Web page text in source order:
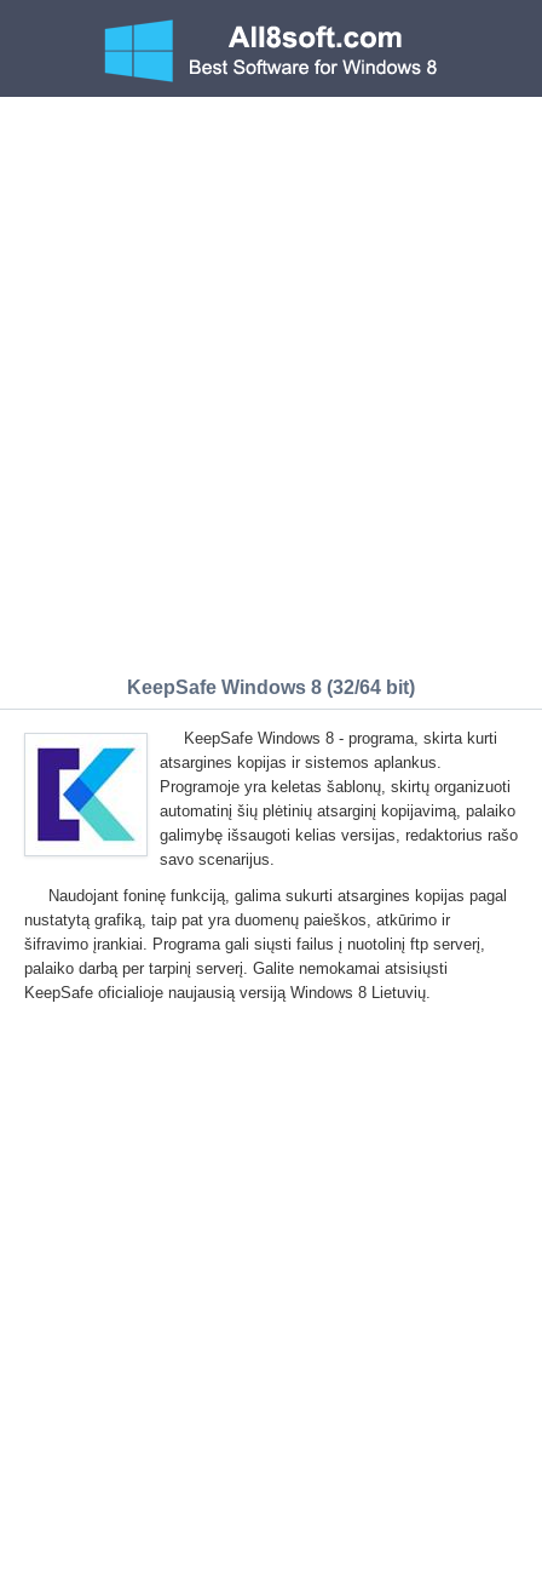
KeepSafe Windows 8 (32/64 bit)
KeepSafe Windows 8 - programa, skirta kurti
atsargines kopijas ir sistemos aplankus.
Programoje yra keletas šablonų, skirtų organizuoti
automatinį šių plėtinių atsarginį kopijavimą, palaiko
galimybę išsaugoti kelias versijas, redaktorius rašo
savo scenarijus.
Naudojant foninę funkciją, galima sukurti atsargines kopijas pagal
nustatytą grafiką, taip pat yra duomenų paieškos, atkūrimo ir
šifravimo įrankiai. Programa gali siųsti failus į nuotolinį ftp serverį,
palaiko darbą per tarpinį serverį. Galite nemokamai atsisiųsti
KeepSafe oficialioje naujausią versiją Windows 8 Lietuvių.